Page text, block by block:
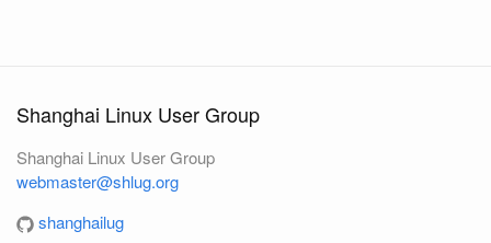
Shanghai Linux User Group
Shanghai Linux User Group
webmaster@shlug.org
shanghailug